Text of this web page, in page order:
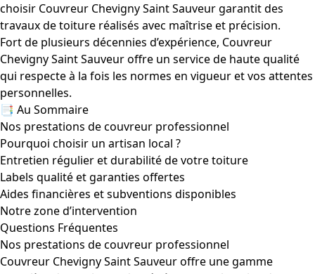
choisir Couvreur Chevigny Saint Sauveur garantit des
travaux de toiture réalisés avec maîtrise et précision.
Fort de plusieurs décennies d’expérience, Couvreur
Chevigny Saint Sauveur offre un service de haute qualité
qui respecte à la fois les normes en vigueur et vos attentes
personnelles.
📑 Au Sommaire
Nos prestations de couvreur professionnel
Pourquoi choisir un artisan local ?
Entretien régulier et durabilité de votre toiture
Labels qualité et garanties offertes
Aides financières et subventions disponibles
Notre zone d’intervention
Questions Fréquentes
Nos prestations de couvreur professionnel
Couvreur Chevigny Saint Sauveur offre une gamme